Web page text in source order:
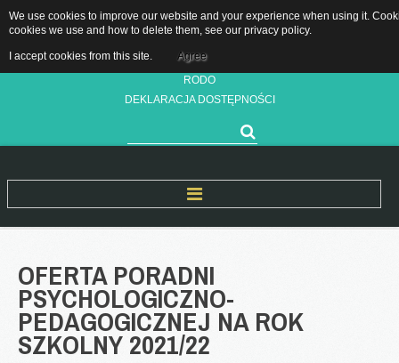
Grójecka 11, 05-660 Warka
48 667 28 89 / 505 761 583
RODO
DEKLARACJA DOSTĘPNOŚCI
O Nas
Nasza historia
Kadra pedagogiczna
OFERTA PORADNI
PSYCHOLOGICZNO-
PEDAGOGICZNEJ NA ROK
SZKOLNY 2021/22
We use cookies to improve our website and your experience when using it.
cookies we use and how to delete them, see our privacy policy.
I accept cookies from this site. Agree